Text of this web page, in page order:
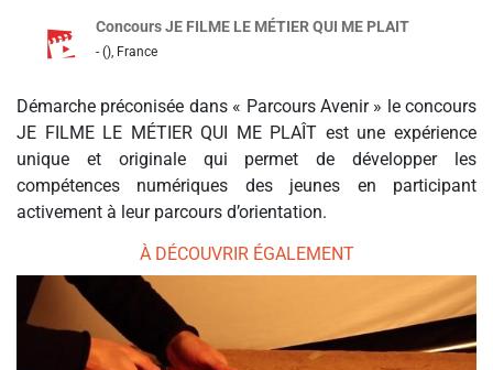
Concours JE FILME LE MÉTIER QUI ME PLAIT
- (), France
Démarche préconisée dans « Parcours Avenir » le concours
JE FILME LE MÉTIER QUI ME PLAÎT est une expérience
unique et originale qui permet de développer les
compétences numériques des jeunes en participant
activement à leur parcours d’orientation.
À DÉCOUVRIR ÉGALEMENT